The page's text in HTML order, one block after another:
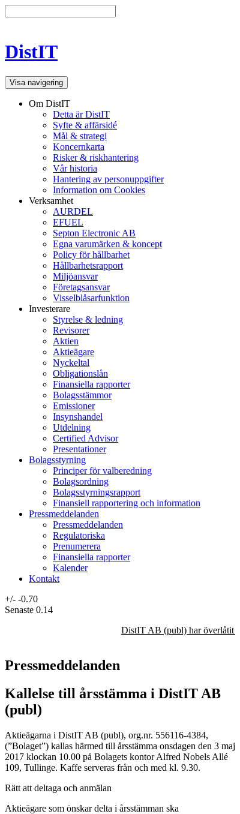
DistIT
Visa navigering
Om DistIT
Detta är DistIT
Syfte & affärsidé
Mål & strategi
Koncernkarta
Risker & riskhantering
Vår historia
Hantering av personuppgifter
Information om Cookies
Verksamhet
AURDEL
EFUEL
Septon Electronic AB
Egna varumärken & koncept
Policy för hållbarhet
Hållbarhetsrapport
Miljöansvar
Företagsansvar
Visselblåsarfunktion
Investerare
Styrelse & ledning
Revisorer
Aktien
Aktieägare
Nyckeltal
Obligationslån
Finansiella rapporter
Bolagsstämmor
Emissioner
Insynshandel
Utdelning
Certified Advisor
Presentationer
Bolagsstyrning
Principer för valberedning
Bolagsordning
Bolagsstyrningsrapport
Finansiell rapportering och information
Pressmeddelanden
Pressmeddelanden
Regulatoriska
Prenumerera
Finansiella rapporter
Kalender
Kontakt
+/- -0.70
Senaste 0.14
DistIT AB (publ) har överlåtit
Pressmeddelanden
Kallelse till årsstämma i DistIT AB
(publ)
Aktieägarna i DistIT AB (publ), org.nr. 556116-4384,
(”Bolaget”) kallas härmed till årsstämma onsdagen den 3 maj
2017 klockan 10.00 på Bolagets kontor Alfred Nobels Allé
109, Tullinge. Kaffe serveras från och med kl. 9.30.
Rätt att deltaga och anmälan
Aktieägare som önskar delta i årsstämman ska